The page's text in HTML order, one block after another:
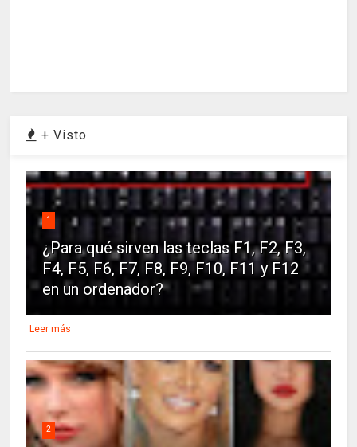
+ Visto
1
¿Para qué sirven las teclas F1, F2, F3,
F4, F5, F6, F7, F8, F9, F10, F11 y F12
en un ordenador?
Leer más
2